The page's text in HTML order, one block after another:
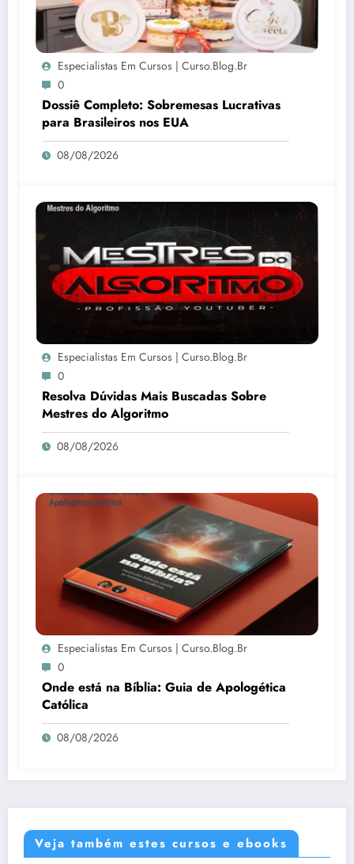
Especialistas Em Cursos | Curso.blog.br
0
Dossiê Completo: Sobremesas Lucrativas
para Brasileiros nos EUA
08/08/2026
Especialistas Em Cursos | Curso.blog.br
0
Resolva Dúvidas Mais Buscadas Sobre
Mestres do Algoritmo
08/08/2026
Especialistas Em Cursos | Curso.blog.br
0
Onde está na Bíblia: Guia de Apologética
Católica
08/08/2026
Veja também estes cursos e ebooks